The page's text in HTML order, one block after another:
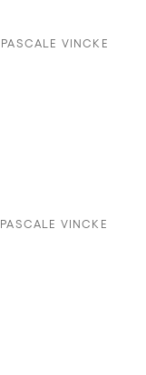
PASCALE VINCKE
PASCALE VINCKE